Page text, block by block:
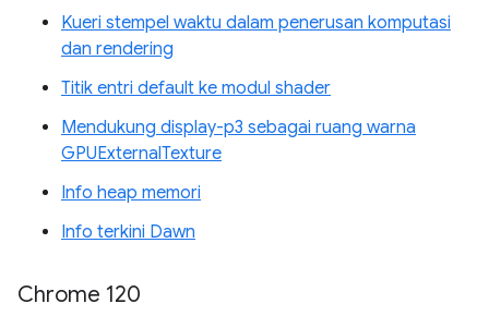
Kueri stempel waktu dalam penerusan komputasi
dan rendering
Titik entri default ke modul shader
Mendukung display-p3 sebagai ruang warna
GPUExternalTexture
Info heap memori
Info terkini Dawn
Chrome 120